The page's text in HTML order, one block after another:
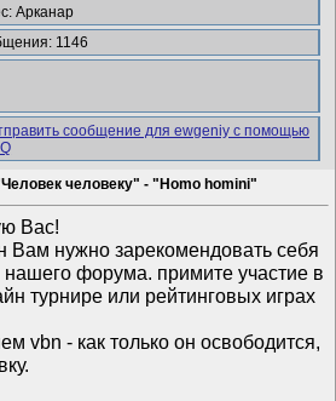
Арканар
1146
человеку" - "Homo homini"
Вас!
Вам нужно зарекомендовать себя
форума. примите участие в
турнире или рейтинговых играх
vbn - как только он освободится,